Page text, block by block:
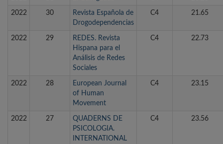
2022 30
Revista Española de
Drogodependencias
C4 21.65
2022 29
REDES. Revista
Hispana para el
Análisis de Redes
Sociales
C4 22.73
2022 28
European Journal
of Human
Movement
C4 23.15
2022 27
QUADERNS DE
PSICOLOGIA.
INTERNATIONAL
C4 23.56